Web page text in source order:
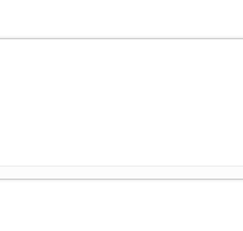
Ucrainei,